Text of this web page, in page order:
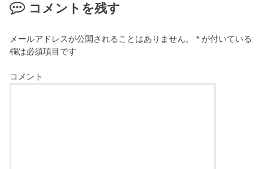
コメントを残す
メールアドレスが公開されることはありません。 * が付いている
欄は必須項目です
コメント